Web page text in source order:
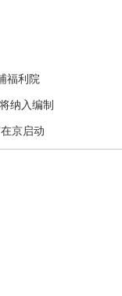
福利院
纳入编制
京启动